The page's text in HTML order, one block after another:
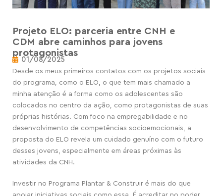
Projeto ELO: parceria entre CNH e
CDM abre caminhos para jovens
protagonistas
01/08/2025
Desde os meus primeiros contatos com os projetos sociais
do programa, como o ELO, o que tem mais chamado a
minha atenção é a forma como os adolescentes são
colocados no centro da ação, como protagonistas de suas
próprias histórias. Com foco na empregabilidade e no
desenvolvimento de competências socioemocionais, a
proposta do ELO revela um cuidado genuíno com o futuro
desses jovens, especialmente em áreas próximas às
atividades da CNH.
Investir no Programa Plantar & Construir é mais do que